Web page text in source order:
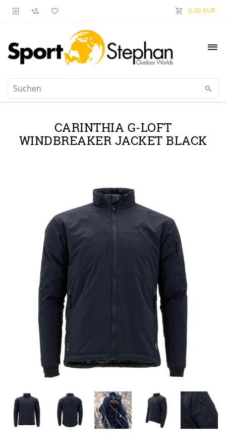
0,00 EUR
CARINTHIA G-LOFT
WINDBREAKER JACKET BLACK